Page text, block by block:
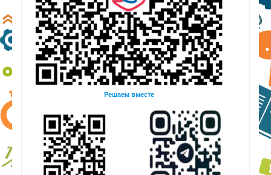
Решаем вместе